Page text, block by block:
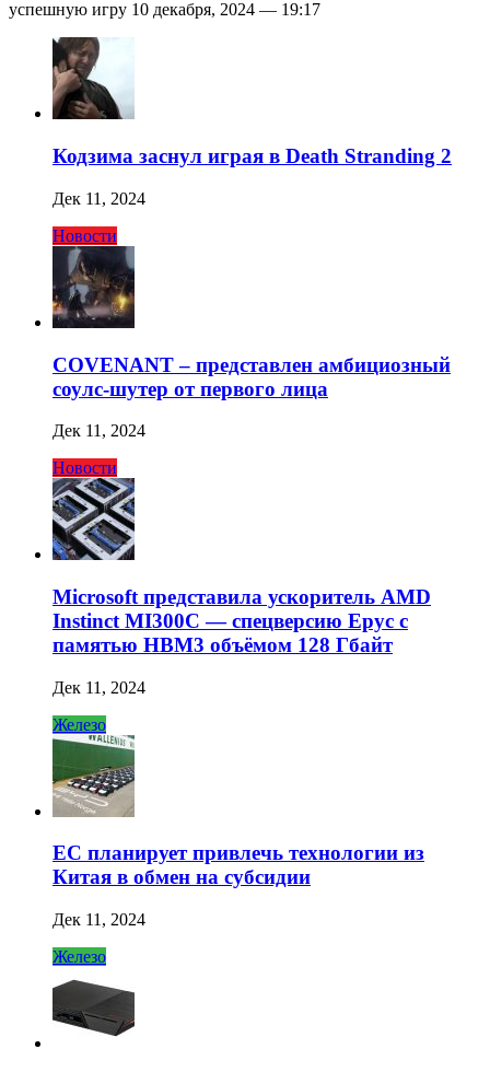
успешную игру 10 декабря, 2024 — 19:17
Кодзима заснул играя в Death Stranding 2
Дек 11, 2024
Новости
COVENANT – представлен амбициозный
соулс-шутер от первого лица
Дек 11, 2024
Новости
Microsoft представила ускоритель AMD
Instinct MI300C — спецверсию Epyc с
памятью HBM3 объёмом 128 Гбайт
Дек 11, 2024
Железо
ЕС планирует привлечь технологии из
Китая в обмен на субсидии
Дек 11, 2024
Железо